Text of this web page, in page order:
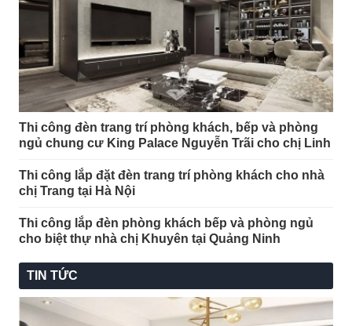
Thi công đèn trang trí phòng khách, bếp và phòng
ngủ chung cư King Palace Nguyễn Trãi cho chị Linh
Thi công lắp đặt đèn trang trí phòng khách cho nhà
chị Trang tại Hà Nội
Thi công lắp đèn phòng khách bếp và phòng ngủ
cho biệt thự nhà chị Khuyên tại Quảng Ninh
TIN TỨC